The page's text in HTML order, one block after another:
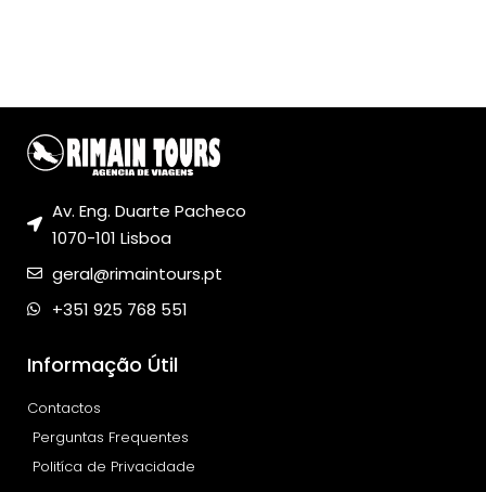
Av. Eng. Duarte Pacheco
1070-101 Lisboa
geral@rimaintours.pt
+351 925 768 551
Informação Útil
Contactos
Perguntas Frequentes
Politíca de Privacidade